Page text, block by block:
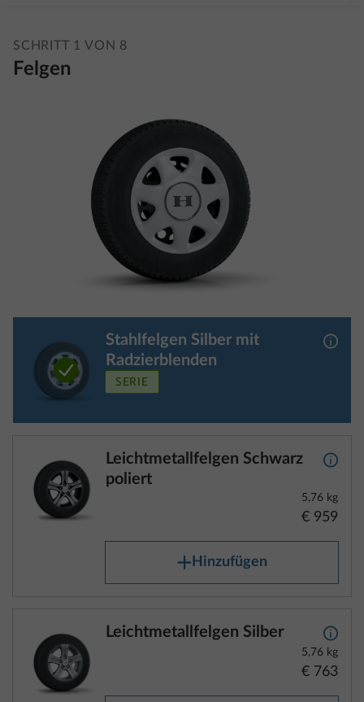
SCHRITT 1 VON 8
Felgen
Stahlfelgen Silber mit
Radzierblenden
Mehr
SERIE
Leichtmetallfelgen Schwarz
poliert
Mehr
5,76 kg
€ 959
Hinzufügen
Leichtmetallfelgen Silber Mehr
5,76 kg
€ 763